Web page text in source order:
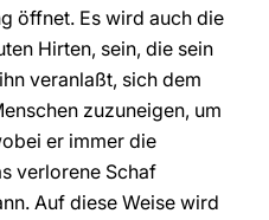
öffnet. Es wird auch die
Hirten, sein, die sein
veranlaßt, sich dem
zuzuneigen, um
er immer die
verlorene Schaf
Auf diese Weise wird